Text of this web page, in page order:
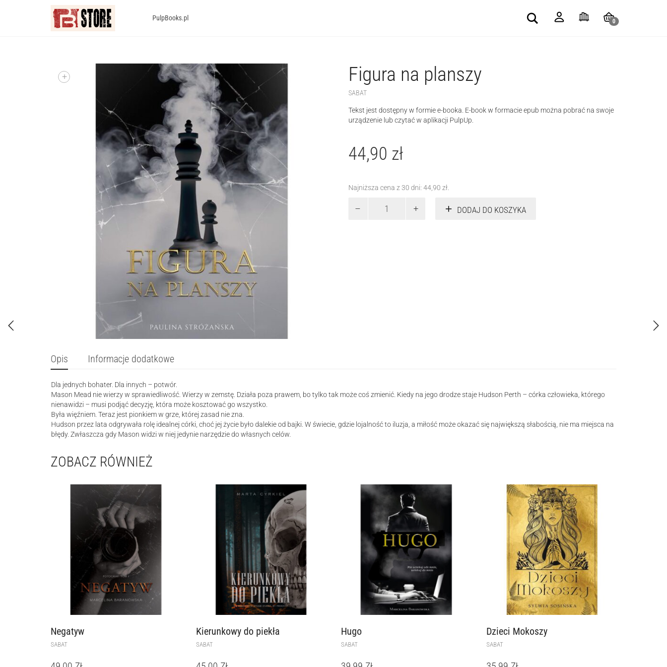
PulpBooks.pl Search
0
+ Figura na planszy
SABAT
Tekst jest dostępny w formie e-booka. E-book w formacie epub można pobrać na swoje
urządzenie lub czytać w aplikacji PulpUp.
44,90 zł
Najniższa cena z 30 dni: 44,90 zł
DODAJ DO KOSZYKA
Opis Informacje dodatkowe
Dla jednych bohater. Dla innych – potwór.
Mason Mead nie wierzy w sprawiedliwość. Wierzy w zemstę. Działa poza prawem, bo tylko tak może coś zmienić. Kiedy na jego drodze staje Hudson Perth – córka człowieka, którego
nienawidzi – musi podjąć decyzję, która może kosztować go wszystko.
Była więźniem. Teraz jest pionkiem w grze, której zasad nie zna.
Hudson przez lata odgrywała rolę idealnej córki, choć jej życie było dalekie od bajki. W świecie, gdzie lojalność to iluzja, a miłość może okazać się największą słabością, nie ma miejsca na
błędy. Zwłaszcza gdy Mason widzi w niej jedynie narzędzie do własnych celów.
ZOBACZ RÓWNIEŻ
Negatyw
SABAT
Kierunkowy do piekła
SABAT
Hugo
SABAT
Dzieci Mokoszy
SABAT